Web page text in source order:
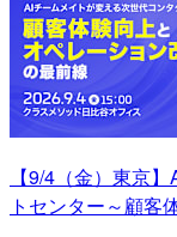
【9/4（金）東京
トセンター～顧客